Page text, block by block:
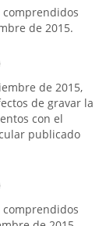
comprendidos
de 2015.
de 2015,
de gravar la
con el
publicado
comprendidos